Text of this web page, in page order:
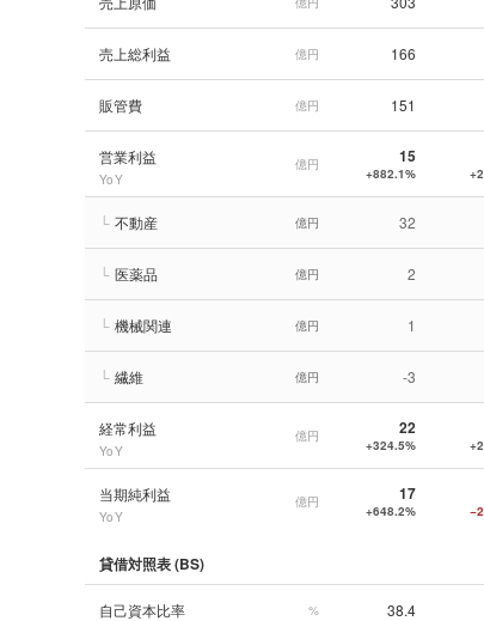
売上総利益 億円 166
販管費 億円 151
営業利益
YoY
億円 15
+882.1%
└ 不動産 億円 32
└ 医薬品 億円 2
└ 機械関連 億円 1
└ 繊維 億円 -3
経常利益
YoY
億円 22
+324.5%
当期純利益
YoY
億円 17
+648.2%
貸借対照表 (BS)
自己資本比率 % 38.4